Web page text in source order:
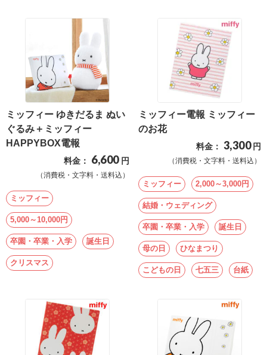
ミッフィー ゆきだるま ぬい
ぐるみ＋ミッフィー
HAPPYBOX電報
料金： 6,600 円
（消費税・文字料・送料込）
ミッフィー
5,000～10,000円
卒園・卒業・入学 誕生日
クリスマス
ミッフィー電報 ミッフィー
のお花
料金： 3,300 円
（消費税・文字料・送料込）
ミッフィー 2,000～3,000円
結婚・ウェディング
卒園・卒業・入学 誕生日
母の日 ひなまつり
こどもの日 七五三 台紙